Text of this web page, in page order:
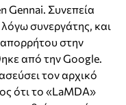
Gennai. Συνεπεία
συνεργάτης, και
στην
από την Google.
τον αρχικό
ότι το «LaMDA»